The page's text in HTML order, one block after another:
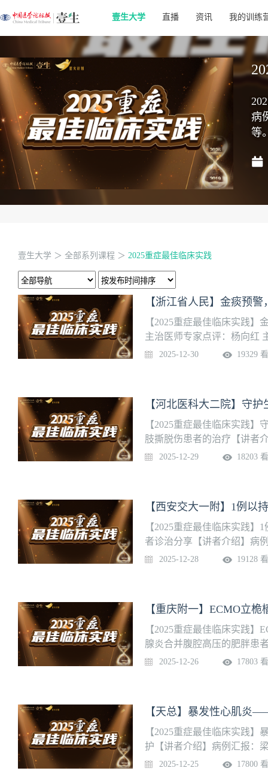
壹生大学 直播 资讯 我的训练
病
等
壹生大学 ＞ 全部系列课程 ＞ 2025重症最佳临床实践
【浙江省人民】金痰预
【2025重症最佳临床实践
主治医师专家点评：杨向红
是省级重点学科，国内首批
全流程，精准化管理；机械
支持技术：基于呼吸力学监
诊断，早干预，流程化管理
创，实时，动态，流程化精
2025-12-30 19329
【2025重症最佳临床实践
肢撕脱伤患者的治疗【讲者
主任医师【团队介绍】河北
重症急性胰腺炎、心肺脑复
创伤及围手术期高危患者，
位。
2025-12-29 18203
【2025重症最佳临床实践
者诊治分享【讲者介绍】病
队介绍】西安交通大学第一
（包括长途危重病人的转运
为陕西省首家取得重症医学
2025-12-28 19128
【2025重症最佳临床实践
腺炎合并腹腔高压的肥胖患
点评：刘景仑 主任医师【团
位，STEM排名14位。
2025-12-26 17803
【天总】暴发性心肌炎
【2025重症最佳临床实践
护【讲者介绍】病例汇报：
绍】天津医科大学总医院重
2025-12-25 17800